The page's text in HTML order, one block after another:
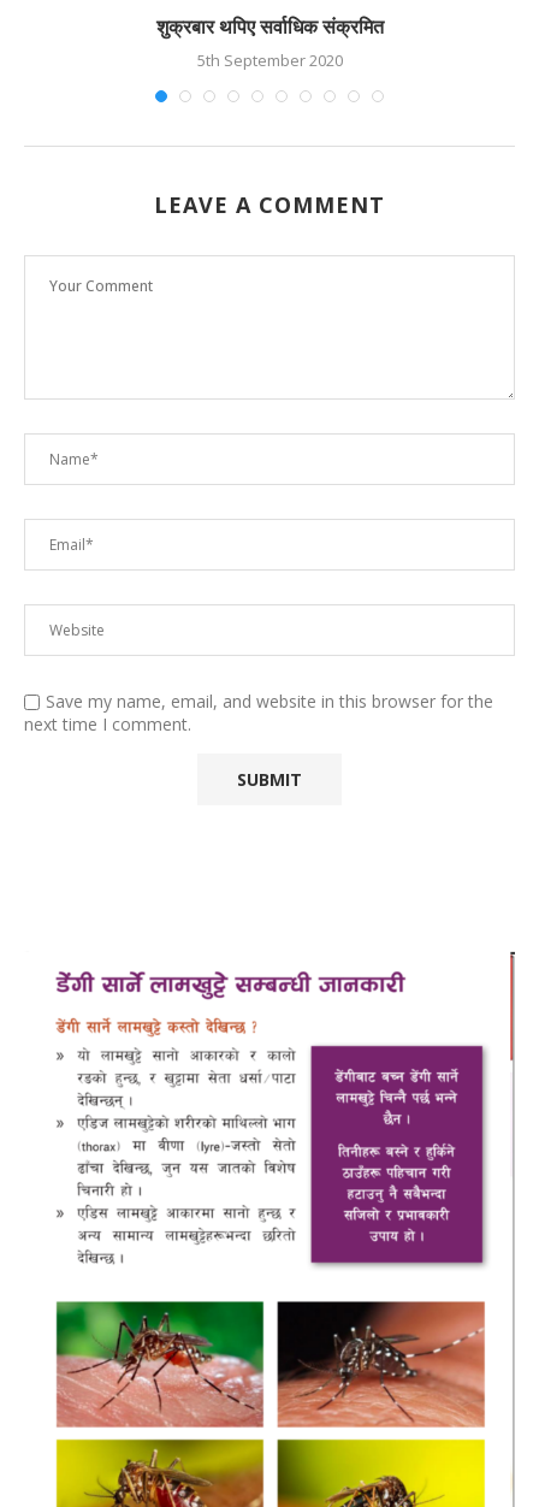
शुक्रबार थपिए सर्वाधिक संक्रमित
5th September 2020
LEAVE A COMMENT
Save my name, email, and website in this browser for the
next time I comment.